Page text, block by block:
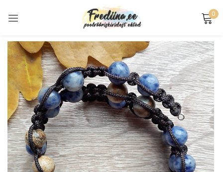
0
Sign in
Remember me Lost password?
Log in
Create an account